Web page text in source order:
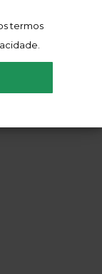
termos